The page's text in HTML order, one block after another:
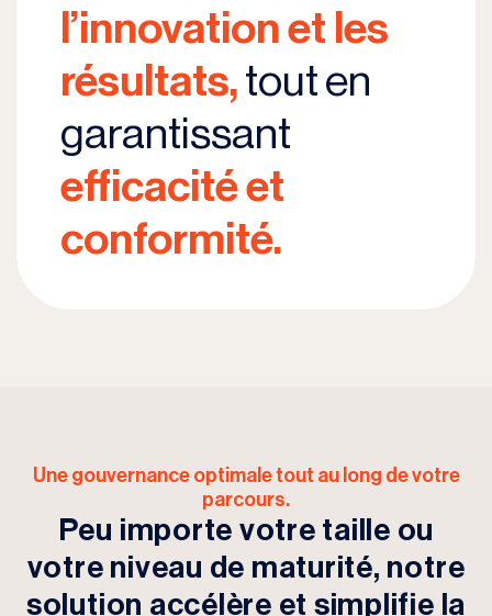
l’innovation et les
résultats, tout en
garantissant
efficacité et
conformité.
Une gouvernance optimale tout au long de votre
parcours.
Peu importe votre taille ou
votre niveau de maturité, notre
solution accélère et simplifie la